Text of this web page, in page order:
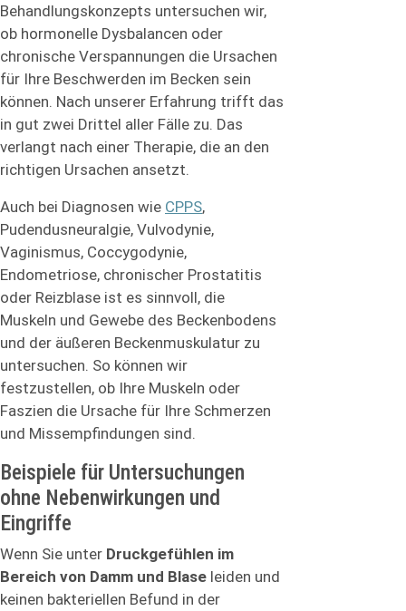
Behandlungskonzepts untersuchen wir,
ob hormonelle Dysbalancen oder
chronische Verspannungen die Ursachen
für Ihre Beschwerden im Becken sein
können. Nach unserer Erfahrung trifft das
in gut zwei Drittel aller Fälle zu. Das
verlangt nach einer Therapie, die an den
richtigen Ursachen ansetzt.
Auch bei Diagnosen wie CPPS,
Pudendusneuralgie, Vulvodynie,
Vaginismus, Coccygodynie,
Endometriose, chronischer Prostatitis
oder Reizblase ist es sinnvoll, die
Muskeln und Gewebe des Beckenbodens
und der äußeren Beckenmuskulatur zu
untersuchen. So können wir
festzustellen, ob Ihre Muskeln oder
Faszien die Ursache für Ihre Schmerzen
und Missempfindungen sind.
Beispiele für Untersuchungen
ohne Nebenwirkungen und
Eingriffe
Wenn Sie unter Druckgefühlen im
Bereich von Damm und Blase leiden und
keinen bakteriellen Befund in der